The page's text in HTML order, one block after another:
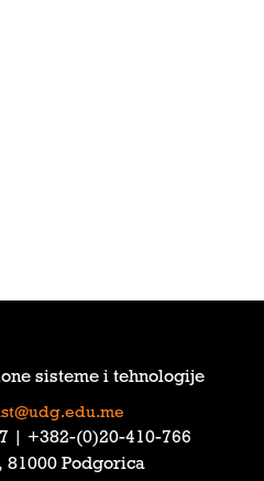
sisteme i tehnologije
| ‎+382-(0)20-410-766‎
81000 Podgorica